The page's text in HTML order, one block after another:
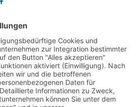
findet vom 25. bis 29.
Schaaner
die Idee dazu
sich die…